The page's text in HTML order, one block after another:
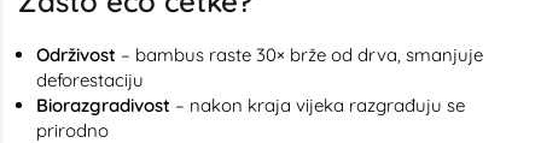
Održivost – bambus raste 30× brže od drva, smanjuje
deforestaciju
Biorazgradivost – nakon kraja vijeka razgrađuju se
prirodno